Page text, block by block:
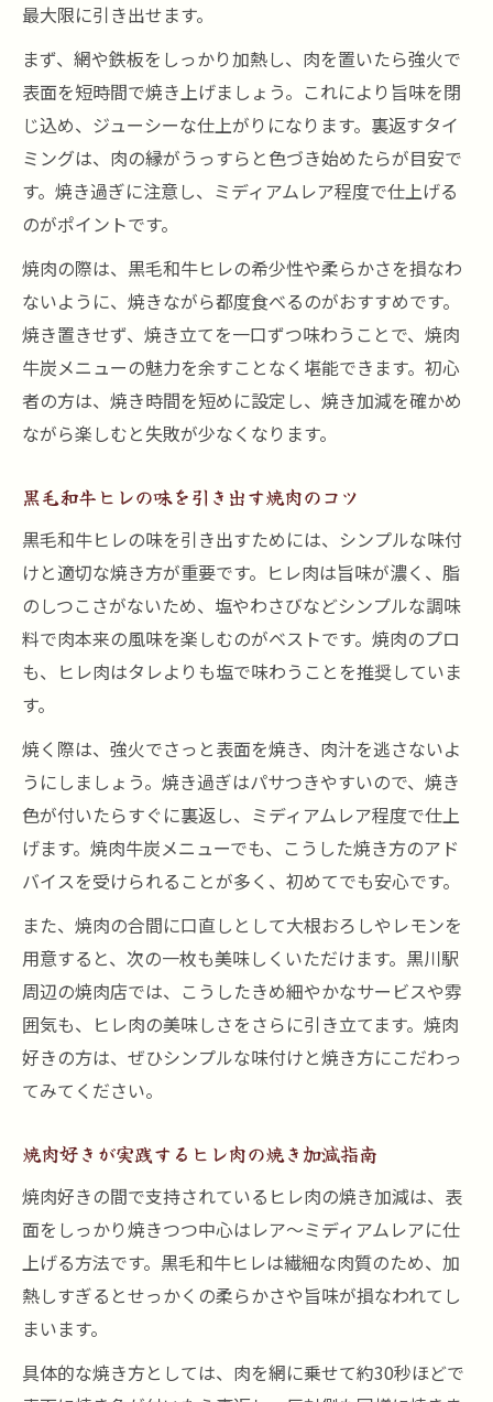
最大限に引き出せます。
まず、網や鉄板をしっかり加熱し、肉を置いたら強火で
表面を短時間で焼き上げましょう。これにより旨味を閉
じ込め、ジューシーな仕上がりになります。裏返すタイ
ミングは、肉の縁がうっすらと色づき始めたらが目安で
す。焼き過ぎに注意し、ミディアムレア程度で仕上げる
のがポイントです。
焼肉の際は、黒毛和牛ヒレの希少性や柔らかさを損なわ
ないように、焼きながら都度食べるのがおすすめです。
焼き置きせず、焼き立てを一口ずつ味わうことで、焼肉
牛炭メニューの魅力を余すことなく堪能できます。初心
者の方は、焼き時間を短めに設定し、焼き加減を確かめ
ながら楽しむと失敗が少なくなります。
黒毛和牛ヒレの味を引き出す焼肉のコツ
黒毛和牛ヒレの味を引き出すためには、シンプルな味付
けと適切な焼き方が重要です。ヒレ肉は旨味が濃く、脂
のしつこさがないため、塩やわさびなどシンプルな調味
料で肉本来の風味を楽しむのがベストです。焼肉のプロ
も、ヒレ肉はタレよりも塩で味わうことを推奨していま
す。
焼く際は、強火でさっと表面を焼き、肉汁を逃さないよ
うにしましょう。焼き過ぎはパサつきやすいので、焼き
色が付いたらすぐに裏返し、ミディアムレア程度で仕上
げます。焼肉牛炭メニューでも、こうした焼き方のアド
バイスを受けられることが多く、初めてでも安心です。
また、焼肉の合間に口直しとして大根おろしやレモンを
用意すると、次の一枚も美味しくいただけます。黒川駅
周辺の焼肉店では、こうしたきめ細やかなサービスや雰
囲気も、ヒレ肉の美味しさをさらに引き立てます。焼肉
好きの方は、ぜひシンプルな味付けと焼き方にこだわっ
てみてください。
焼肉好きが実践するヒレ肉の焼き加減指南
焼肉好きの間で支持されているヒレ肉の焼き加減は、表
面をしっかり焼きつつ中心はレア〜ミディアムレアに仕
上げる方法です。黒毛和牛ヒレは繊細な肉質のため、加
熱しすぎるとせっかくの柔らかさや旨味が損なわれてし
まいます。
具体的な焼き方としては、肉を網に乗せて約30秒ほどで